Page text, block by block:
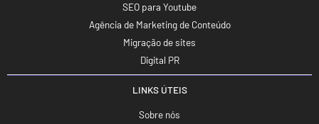
SEO para Youtube
Agência de Marketing de Conteúdo
Migração de sites
Digital PR
LINKS ÚTEIS
Sobre nós